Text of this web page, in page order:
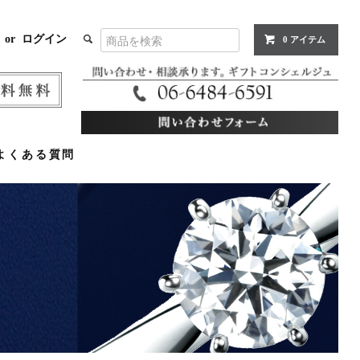
ログイン 0 アイテム
くある質問